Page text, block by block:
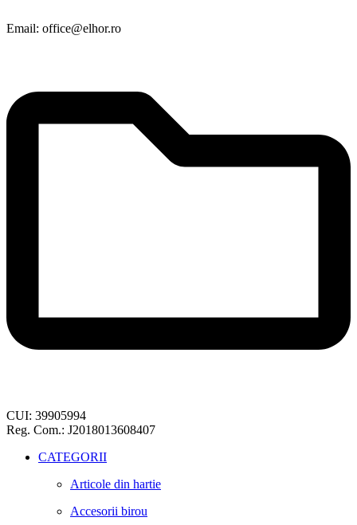
Email: office@elhor.ro
CUI: 39905994
Reg. Com.: J2018013608407
CATEGORII
Articole din hartie
Accesorii birou